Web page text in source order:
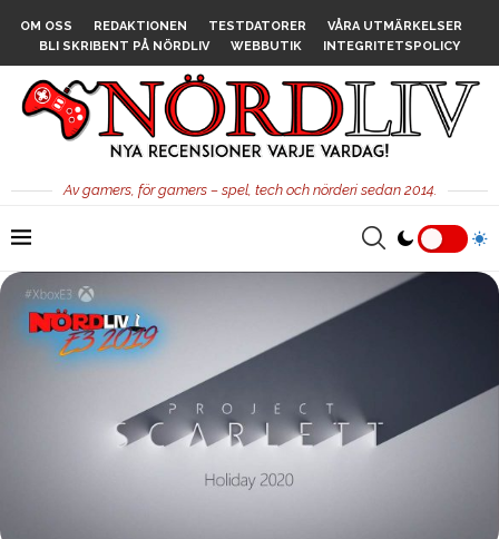
OM OSS REDAKTIONEN TESTDATORER
VÅRA UTMÄRKELSER
BLI SKRIBENT PÅ NÖRDLIV
WEBBUTIK INTEGRITETSPOLICY
Av gamers, för gamers – spel, tech och nörderi sedan 2014.